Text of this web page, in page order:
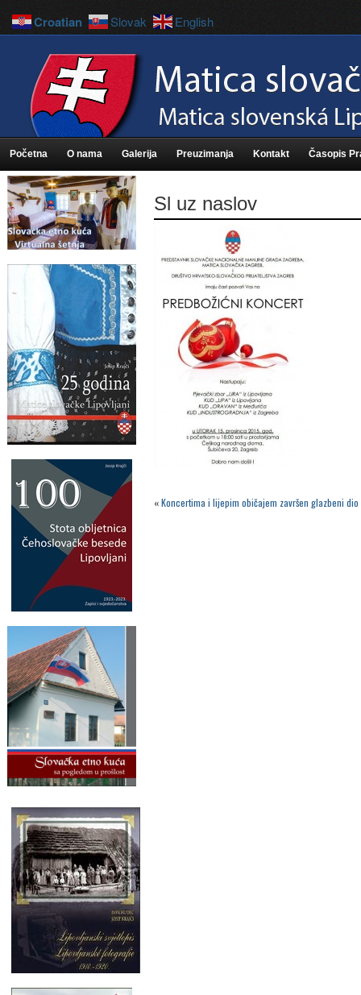
Početna O nama Galerija Preuzimanja Kontakt Časopis
Sl uz naslov
«Koncertima i lijepim običajem završen glazbeni dio
Croatian Slovak English